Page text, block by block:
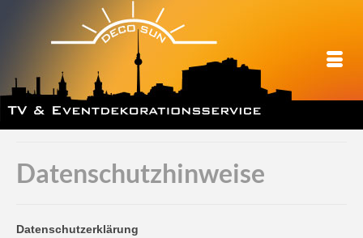
Datenschutzhinweise
Datenschutzerklärung